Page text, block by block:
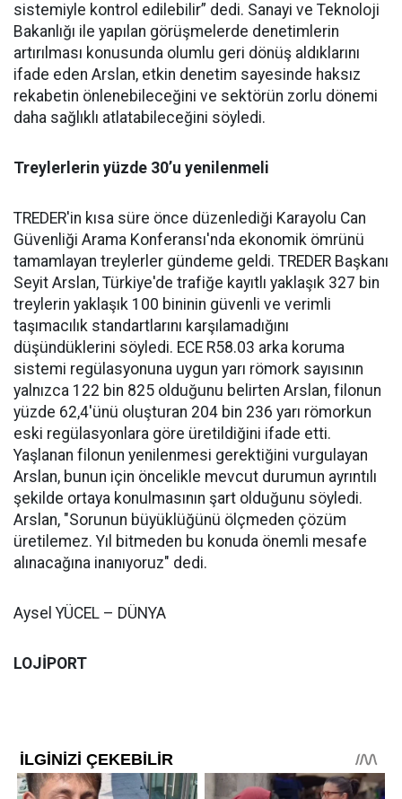
sistemiyle kontrol edilebilir” dedi. Sanayi ve Teknoloji
Bakanlığı ile yapılan görüşmelerde denetimlerin
artırılması konusunda olumlu geri dönüş aldıklarını
ifade eden Arslan, etkin denetim sayesinde haksız
rekabetin önlenebileceğini ve sektörün zorlu dönemi
daha sağlıklı atlatabileceğini söyledi.
Treylerlerin yüzde 30’u yenilenmeli
TREDER'in kısa süre önce düzenlediği Karayolu Can
Güvenliği Arama Konferansı'nda ekonomik ömrünü
tamamlayan treylerler gündeme geldi. TREDER Başkanı
Seyit Arslan, Türkiye'de trafiğe kayıtlı yaklaşık 327 bin
treylerin yaklaşık 100 bininin güvenli ve verimli
taşımacılık standartlarını karşılamadığını
düşündüklerini söyledi. ECE R58.03 arka koruma
sistemi regülasyonuna uygun yarı römork sayısının
yalnızca 122 bin 825 olduğunu belirten Arslan, filonun
yüzde 62,4'ünü oluşturan 204 bin 236 yarı römorkun
eski regülasyonlara göre üretildiğini ifade etti.
Yaşlanan filonun yenilenmesi gerektiğini vurgulayan
Arslan, bunun için öncelikle mevcut durumun ayrıntılı
şekilde ortaya konulmasının şart olduğunu söyledi.
Arslan, "Sorunun büyüklüğünü ölçmeden çözüm
üretilemez. Yıl bitmeden bu konuda önemli mesafe
alınacağına inanıyoruz" dedi.
Aysel YÜCEL – DÜNYA
LOJİPORT